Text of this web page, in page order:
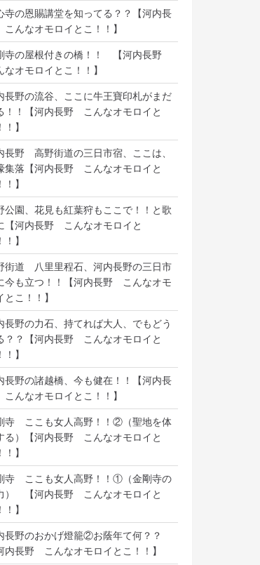
寺の恩賜講堂を知ってる？？【河内長
んなオモロイとこ！！】
寺の屋根付きの橋！！ 【河内長野
なオモロイとこ！！】
長野の流谷、ここに牛王寶印札がまだ
！！【河内長野 こんなオモロイと
！】
長野 高野街道の三日市宿、ここは、
集落【河内長野 こんなオモロイと
！】
公園、花見も紅葉狩もここで！！と歌
【河内長野 こんなオモロイと
！】
街道 八里里程石、河内長野の三日市
今も立つ！！【河内長野 こんなオモ
とこ！！】
長野の力石、持てれば大人、でもどう
？？【河内長野 こんなオモロイと
！】
長野の諸越橋、今も健在！！【河内長
んなオモロイとこ！！】
寺 ここも女人高野！！②（聖地を体
る）【河内長野 こんなオモロイと
！】
寺 ここも女人高野！！①（金剛寺の
） 【河内長野 こんなオモロイと
！】
長野のおかげ燈籠②お蔭年て何？？
内長野 こんなオモロイとこ！！】